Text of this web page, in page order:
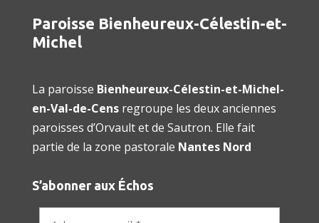
Paroisse Bienheureux-Célestin-et-
Michel
La paroisse Bienheureux-Célestin-et-Michel-
en-Val-de-Censregroupe les deux anciennes
paroisses d’Orvault et de Sautron. Elle fait
partie de la zone pastorale Nantes Nord
S’abonner aux Échos